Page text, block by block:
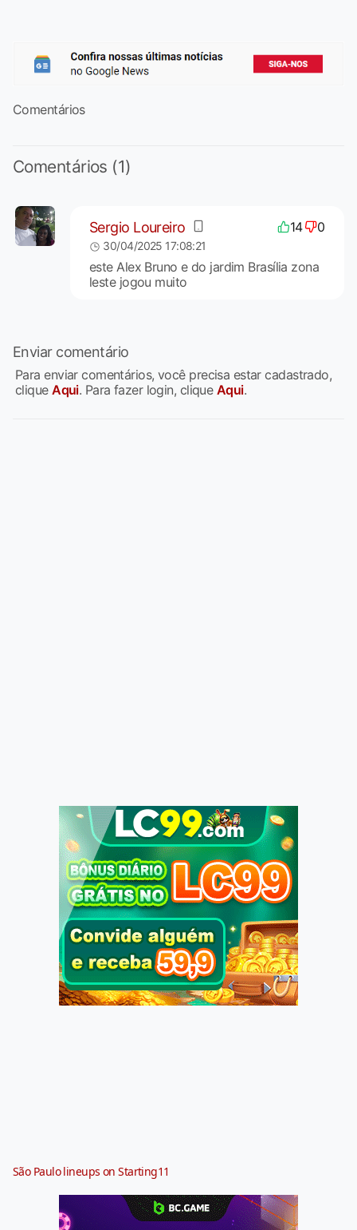
Comentários
Comentários (1)
Sergio Loureiro 14 0
30/04/2025 17:08:21
este Alex Bruno e do jardim Brasília zona
leste jogou muito
Enviar comentário
Para enviar comentários, você precisa estar cadastrado,
cliqueAqui. Para fazer login, clique Aqui.
São Paulo lineups on Starting11